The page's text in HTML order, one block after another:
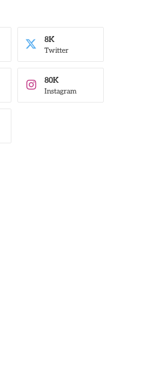
Twitter
8K
Instagram
80K